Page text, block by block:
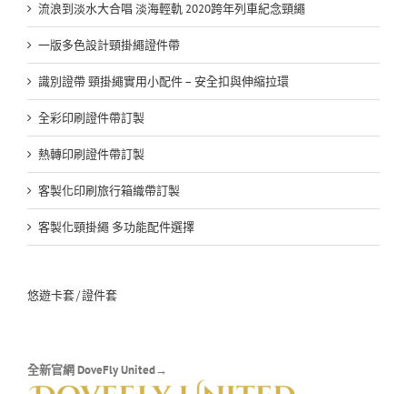
流浪到淡水大合唱 淡海輕軌 2020跨年列車紀念頸繩
一版多色設計頸掛繩證件帶
識別證帶 頸掛繩實用小配件 – 安全扣與伸縮拉環
全彩印刷證件帶訂製
熱轉印刷證件帶訂製
客製化印刷旅行箱織帶訂製
客製化頸掛繩 多功能配件選擇
悠遊卡套/證件套
全新官網 DoveFly United→